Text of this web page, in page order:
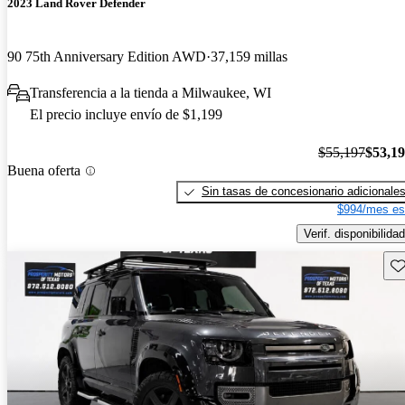
2023 Land Rover Defender
90 75th Anniversary Edition AWD 37,159 millas
Transferencia a la tienda a Milwaukee, WI
El precio incluye envío de $1,199
Buena oferta
$55,197
Sin tasas de concesionario adicionales
$994/mes
Verif. disponibilidad